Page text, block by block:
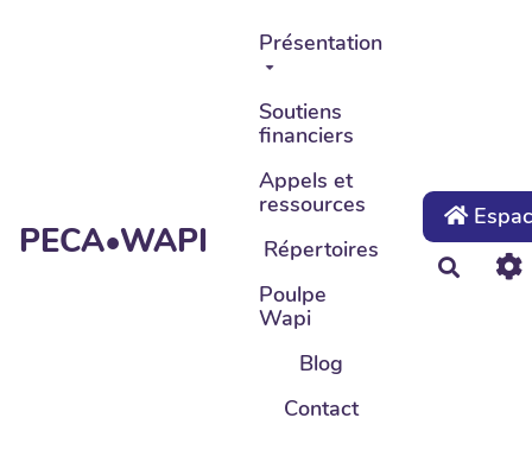
Aller au contenu principal
PECA•WAPI
Présentation
Soutiens
financiers
Appels et
ressources
Répertoires
Poulpe
Wapi
Blog
Contact